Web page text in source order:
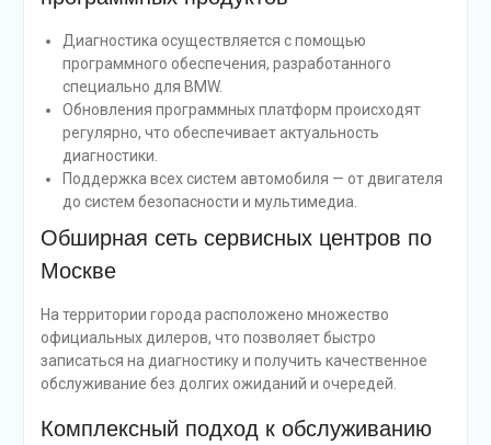
Диагностика осуществляется с помощью
программного обеспечения, разработанного
специально для BMW.
Обновления программных платформ происходят
регулярно, что обеспечивает актуальность
диагностики.
Поддержка всех систем автомобиля — от двигателя
до систем безопасности и мультимедиа.
Обширная сеть сервисных центров по
Москве
На территории города расположено множество
официальных дилеров, что позволяет быстро
записаться на диагностику и получить качественное
обслуживание без долгих ожиданий и очередей.
Комплексный подход к обслуживанию